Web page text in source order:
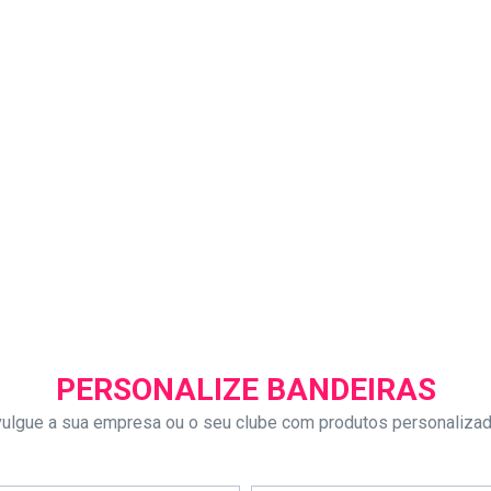
PERSONALIZE BANDEIRAS
a sua empresa ou o seu clube com produtos